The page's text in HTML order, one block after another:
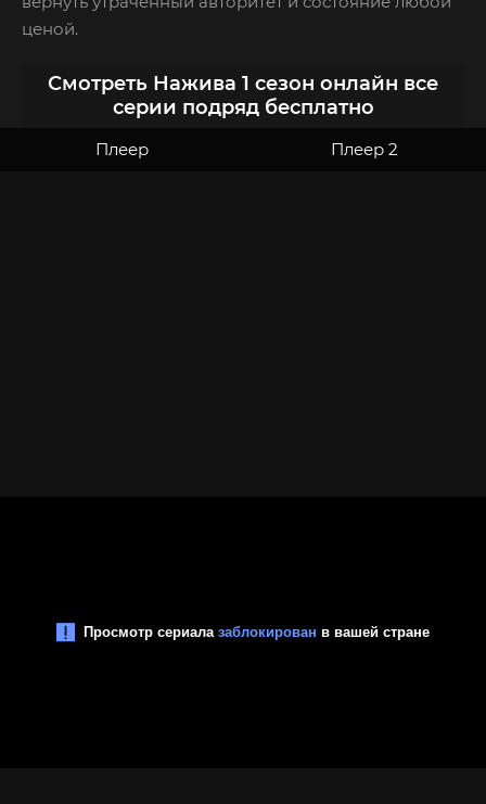
ценой.
Смотреть Нажива 1 сезон онлайн все
серии подряд бесплатно
Плеер Плеер 2